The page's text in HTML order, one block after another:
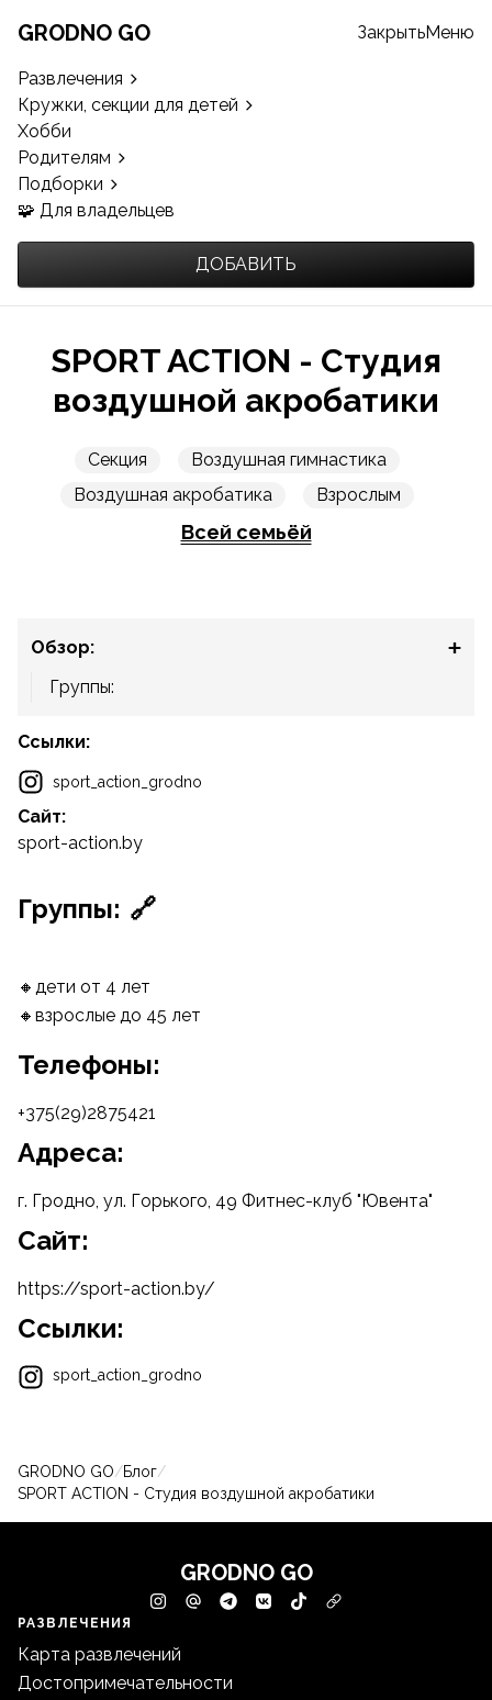
GRODNO GO
Развлечения
Кружки, секции для детей
Хобби
Родителям
Подборки
🧩 Для владельцев
ДОБАВИТЬ
ЗакрытьМеню
SPORT ACTION - Студия
воздушной акробатики
Секция
Воздушная гимнастика
Воздушная акробатика
Взрослым
Всей семьёй
Обзор:
Группы:
Ссылки:
sport_action_grodno
Сайт:
sport-action.by
Группы: 🔗
🔸дети от 4 лет
🔸взрослые до 45 лет
Телефоны:
+375(29)2875421
Адреса:
г. Гродно, ул. Горького, 49 Фитнес-клуб "Ювента"
Cайт:
https://sport-action.by/
Ссылки:
sport_action_grodno
GRODNO GO/Блог/
SPORT ACTION - Студия воздушной акробатики
GRODNO GO
РАЗВЛЕЧЕНИЯ
Карта развлечений
Достопримечательности